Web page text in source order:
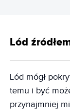
Lód
Lód mógł
temu i być
przynajmniej